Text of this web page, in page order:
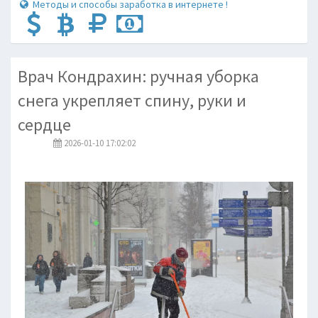
Методы и способы заработка в интернете !
Врач Кондрахин: ручная уборка
снега укрепляет спину, руки и
сердце
2026-01-10 17:02:02